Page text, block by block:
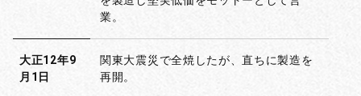
業。
大正12年9
月1日
関東大震災で全焼したが、直ちに製造を
再開。